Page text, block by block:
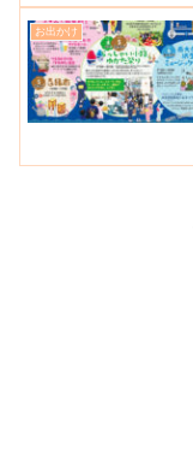
お出かけ